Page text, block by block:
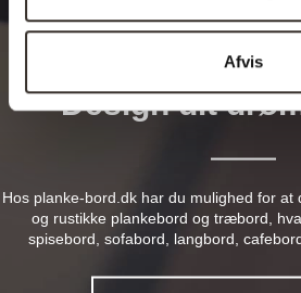
Afvis
Design dit
Hos planke-bord.dk har du mulighed for at
og rustikke plankebord og træbord,
spisebord, sofabord, langbord,